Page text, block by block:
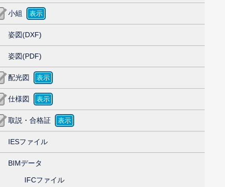
小組
姿図(DXF)
姿図(PDF)
配光図
仕様図
取説・合格証
IESファイル
BIMデータ
IFCファイル